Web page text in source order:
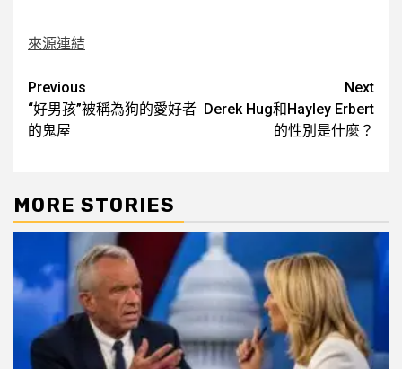
來源連結
Post
navigation
Previous
“好男孩”被稱為狗的愛好者
的鬼屋
Next
Derek Hug和Hayley Erbert
的性別是什麼？
MORE STORIES